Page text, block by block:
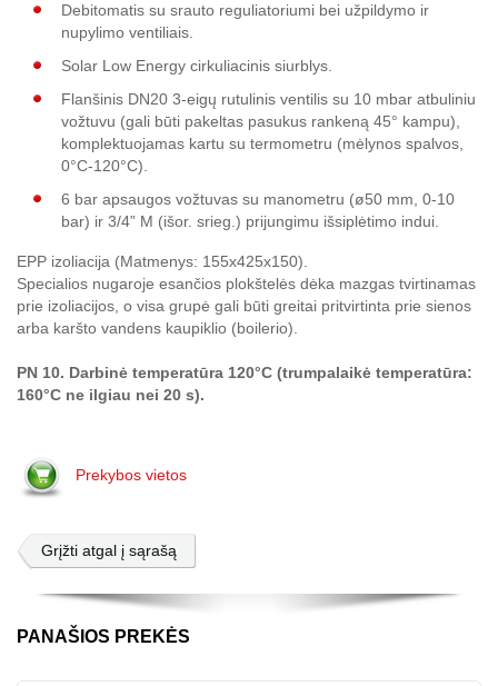
Debitomatis su srauto reguliatoriumi bei užpildymo ir
nupylimo ventiliais.
Solar Low Energy cirkuliacinis siurblys.
Flanšinis DN20 3-eigų rutulinis ventilis su 10 mbar atbuliniu
vožtuvu (gali būti pakeltas pasukus rankeną 45° kampu),
komplektuojamas kartu su termometru (mėlynos spalvos,
0°C-120°C).
6 bar apsaugos vožtuvas su manometru (ø50 mm, 0-10
bar) ir 3/4” M (išor. srieg.) prijungimu išsiplėtimo indui.
EPP izoliacija (Matmenys: 155x425x150).
Specialios nugaroje esančios plokštelės dėka mazgas tvirtinamas
prie izoliacijos, o visa grupė gali būti greitai pritvirtinta prie sienos
arba karšto vandens kaupiklio (boilerio).
PN 10. Darbinė temperatūra 120°C (trumpalaikė temperatūra:
160°C ne ilgiau nei 20 s).
Prekybos vietos
Grįžti atgal į sąrašą
PANAŠIOS PREKĖS